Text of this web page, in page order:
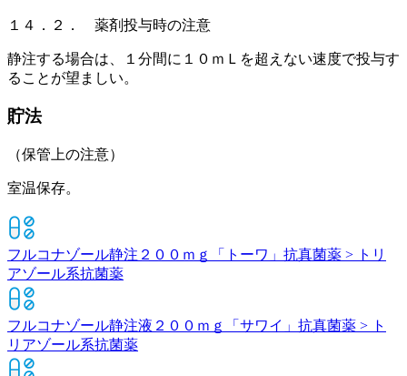
１４．２． 薬剤投与時の注意
静注する場合は、１分間に１０ｍＬを超えない速度で投与す
ることが望ましい。
貯法
（保管上の注意）
室温保存。
フルコナゾール静注２００ｍｇ「トーワ」 抗真菌薬 > トリ
アゾール系抗菌薬
フルコナゾール静注液２００ｍｇ「サワイ」 抗真菌薬 > ト
リアゾール系抗菌薬